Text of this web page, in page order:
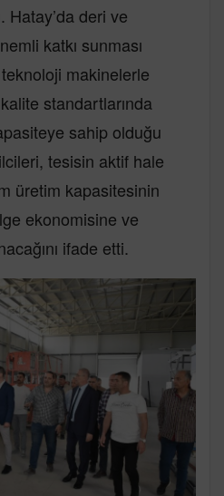
Hatay’da deri ve
katkı sunması
makinelerle
standartlarında
sahip olduğu
tesisin aktif hale
üretim kapasitesinin
ekonomisine ve
ifade etti.